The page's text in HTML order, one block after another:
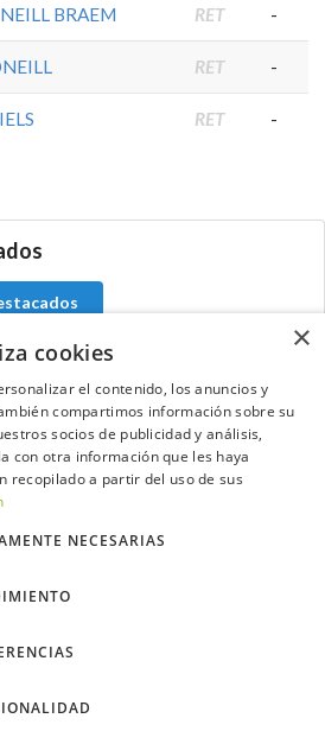
BRAEM RET -
RET -
RET -
el equipo de NextCaddy
Contacta
×
cookies
el contenido, los anuncios y
compartimos información sobre su
socios de publicidad y análisis,
con otra información que les haya
recopilado a partir del uso de sus
NECESARIAS